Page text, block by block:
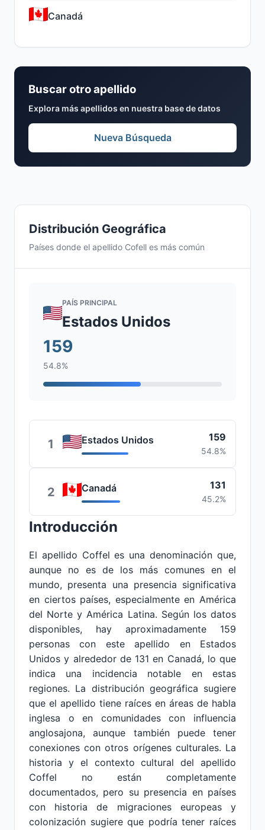
Distribución Geográfica
Países donde el apellido Cofell es más común
PAÍS PRINCIPAL
Estados Unidos
159
54.8%
1 Estados Unidos 159
54.8%
2 Canadá 131
45.2%
Introducción
El apellido Coffel es una denominación que,
aunque no es de los más comunes en el
mundo, presenta una presencia significativa
en ciertos países, especialmente en América
del Norte y América Latina. Según los datos
disponibles, hay aproximadamente 159
personas con este apellido en Estados
Unidos y alrededor de 131 en Canadá, lo que
indica una incidencia notable en estas
regiones. La distribución geográfica sugiere
que el apellido tiene raíces en áreas de habla
inglesa o en comunidades con influencia
anglosajona, aunque también puede tener
conexiones con otros orígenes culturales. La
historia y el contexto cultural del apellido
Coffel no están completamente
documentados, pero su presencia en países
con historia de migraciones europeas y
colonización sugiere que podría tener raíces
Canadá
Buscar otro apellido
Explora más apellidos en nuestra base de datos
Nueva Búsqueda